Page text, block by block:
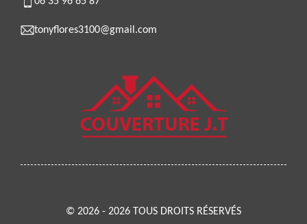
tonyflores3100@gmail.com
© 2026 - 2026 TOUS DROITS RÉSERVÉS